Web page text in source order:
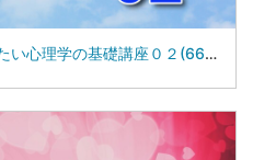
カウンセラーなら知っておきたい心理学の基礎講座０２(66-06)